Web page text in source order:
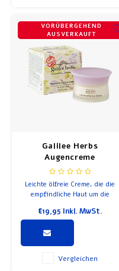
VORÜBERGEHEND
AUSVERKAUFT
Galilee Herbs
Augencreme
Leichte ölfreie Creme, die die
empfindliche Haut um die
Reduziert Tränensäcke und
strafft die Haut. Kein Parfüm
hinzugefügt. Inhalt: 30 ml
€19,95 Inkl. MwSt.
Vergleichen